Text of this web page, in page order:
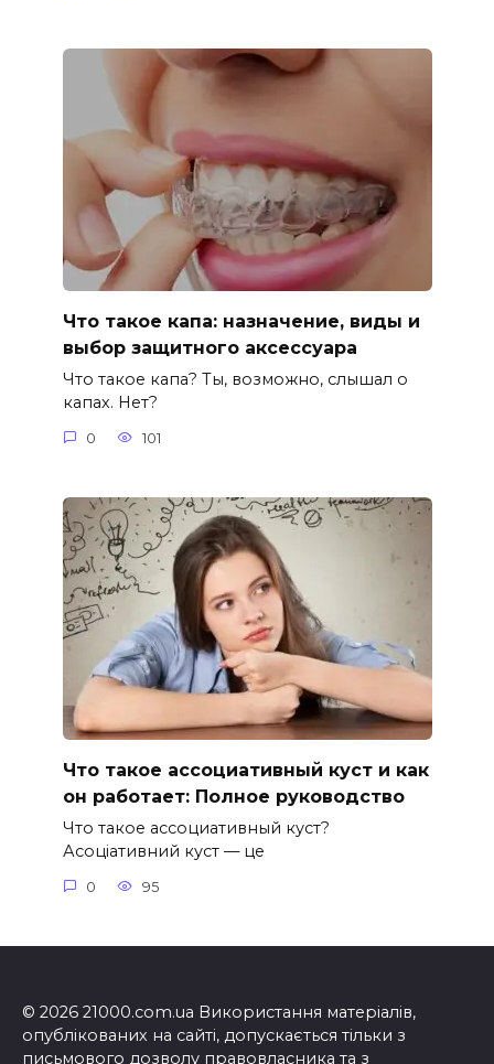
Что такое капа: назначение, виды и
выбор защитного аксессуара
Что такое капа? Ты, возможно, слышал о
капах. Нет?
0 101
Что такое ассоциативный куст и как
он работает: Полное руководство
Что такое ассоциативный куст?
Асоціативний куст — це
0 95
© 2026 21000.com.ua Використання матеріалів,
опублікованих на сайті, допускається тільки з
письмового дозволу правовласника та з